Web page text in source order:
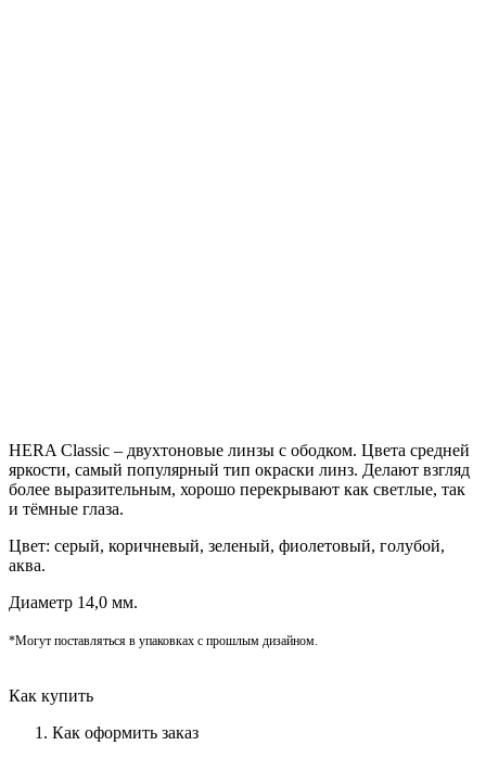
HERA Classic – двухтоновые линзы с ободком. Цвета средней
яркости, самый популярный тип окраски линз. Делают взгляд
более выразительным, хорошо перекрывают как светлые, так
и тёмные глаза.
Цвет: серый, коричневый, зеленый, фиолетовый, голубой,
аква.
Диаметр 14,0 мм.
*Могут поставляться в упаковках с прошлым дизайном.
Как купить
Как оформить заказ